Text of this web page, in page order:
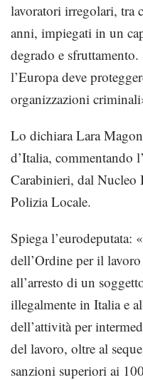
lavoratori irregolari, tra
anni, impiegati in un
degrado e
l’Europa deve
organizzazioni
Lo dichiara Lara
d’Italia, commentando
Carabinieri, dal Nucleo
Polizia Locale.
Spiega l’eurodeputata:
dell’Ordine per il
all’arresto di un
illegalmente in Italia e
dell’attività per
del lavoro, oltre al
sanzioni superiori ai